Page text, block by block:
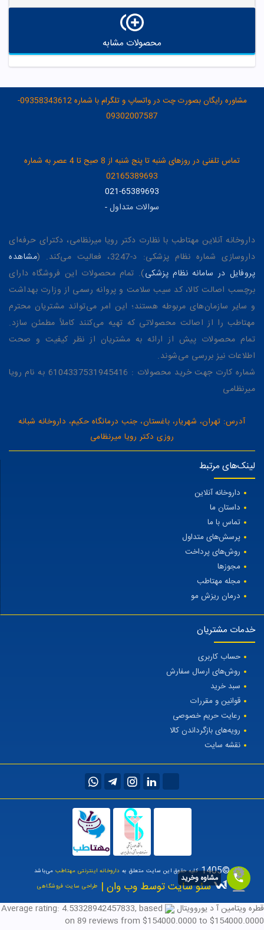
محصولات مشابه
مشاوره رایگان بصورت چت در واتساپ و تلگرام با شماره 09358343612-
09302007587
تماس تلفنی در روزهای شنبه تا پنج شنبه از 8 صبح تا 4 عصر به شماره
02165389693
021-65389693
سوالات متداول-
داروخانه آنلاین مهتاطب با نظارت دکتر رویا میرنظامی، دکترای حرفه‌ای
داروسازی شماره نظام پزشکی: د-3247، فعالیت می‌کند. (
مشاهده
پروفایل در سامانه نظام پزشکی). تمام محصولات این فروشگاه دارای
برچسب اصالت کالا، کد سیب سلامت و پروانه رسمی از وزارت بهداشت
و سایر سازمان‌های مربوطه هستند؛ این امر می‌تواند مشتریان محترم
مهتاطب را از اصالت محصولاتی که تهیه می‌کنند کاملاً مطمئن سازد.
تمام محصولات پیش از ارائه به مشتریان از نظر کیفیت و صحت
اطلاعات نیز بررسی می‌شوند.
شماره کارت جهت خرید محصولات : 6104337531945416 به نام رویا
میرنظامی
آدرس: تهران، شهریار، باغستان، جنب درمانگاه حکیم، داروخانه شبانه
روزی دکتر رویا میرنظامی
لینک‌های مرتبط
داروخانه آنلاین
داستان ما
تماس با ما
پرسش‌های متداول
روش‌های پرداخت
مجوزها
مجله مهتاطب
درمان ریزش مو
خدمات مشتریان
حساب کاربری
روش‌های ارسال سفارش
سبد خرید
قوانین و مقررات
رعایت حریم خصوصی
رویه‌های بازگرداندن کالا
نقشه سایت
©1405 کلیه حقوق این سایت متعلق به داروخانه اینترنتی مهتاطبمی‌باشد
سئو سایت توسط وب وان | طراحی سایت فروشگاهی
قطره ویتامین آ د یوروویتال Average rating: 4.53328942457833, based
on 89 reviews from $154000.0000 to $154000.0000
مشاوه وخرید